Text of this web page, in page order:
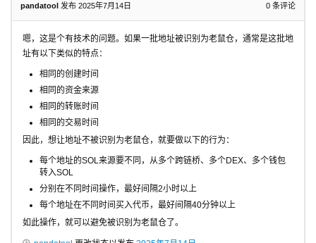
pandatool 发布 2025年7月14日 0 条评论
嗯，这是个有技术的问题。如果一批地址被识别为老鼠仓，通常是这批地
址有以下类似的特点：
相同的创建时间
相同的资金来源
相同的转账时间
相同的交易时间
因此，想让地址不被识别为老鼠仓，就要做以下的行为：
每个地址的SOL来源要不同，从多个跨链桥、多个DEX、多个钱包
转入SOL
分别在不同时间操作，最好间隔2小时以上
每个地址在不同时间买入代币，最好间隔40分钟以上
如此操作，就可以避免被识别为老鼠仓了。